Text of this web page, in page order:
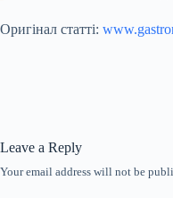
Оригінал статті:
Leave a Reply
Your email address will not be